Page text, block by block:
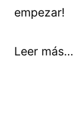
empezar!
Leer más…